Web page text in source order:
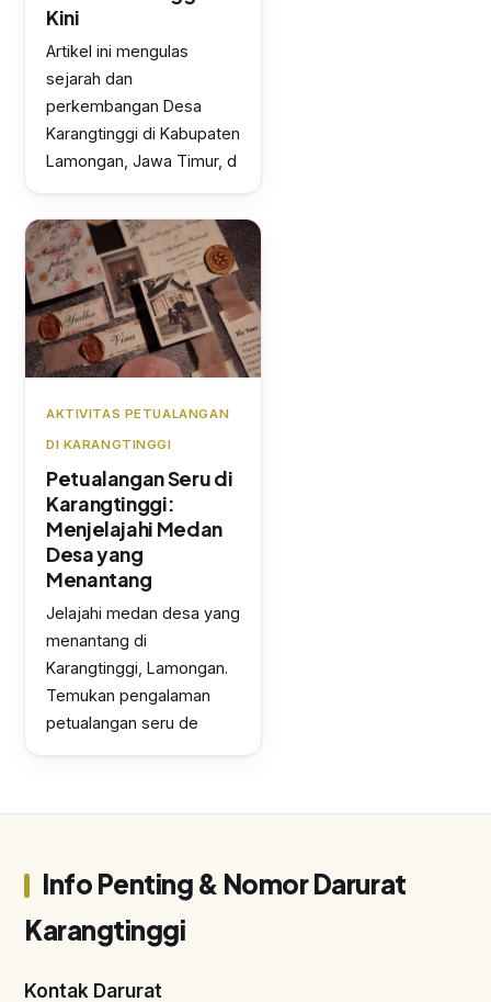
Kini
Artikel ini mengulas
sejarah dan
perkembangan Desa
Karangtinggi di Kabupaten
Lamongan, Jawa Timur, d
AKTIVITAS PETUALANGAN
DI KARANGTINGGI
Petualangan Seru di
Karangtinggi:
Menjelajahi Medan
Desa yang
Menantang
Jelajahi medan desa yang
menantang di
Karangtinggi, Lamongan.
Temukan pengalaman
petualangan seru de
Info Penting & Nomor Darurat
Karangtinggi
Kontak Darurat